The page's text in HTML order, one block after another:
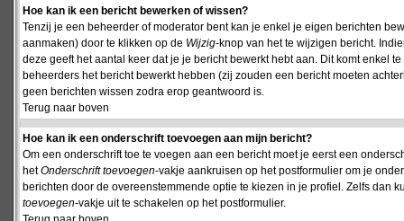
Hoe kan ik een bericht bewerken of wissen?
Tenzij je een beheerder of moderator bent kan je enkel je eigen berichten
aanmaken) door te klikken op de Wijzig-knop van het te wijzigen bericht.
deze geeft het aantal keer dat je je bericht bewerkt hebt aan. Dit komt enkel
beheerders het bericht bewerkt hebben (zij zouden een bericht moeten
geen berichten wissen zodra erop geantwoord is.
Terug naar boven
Hoe kan ik een onderschrift toevoegen aan mijn bericht?
Om een onderschrift toe te voegen aan een bericht moet je eerst een
hetOnderschrift toevoegen-vakje aankruisen op het postformulier om je
berichten door de overeenstemmende optie te kiezen in je profiel. Zelfs dan
toevoegen-vakje uit te schakelen op het postformulier.